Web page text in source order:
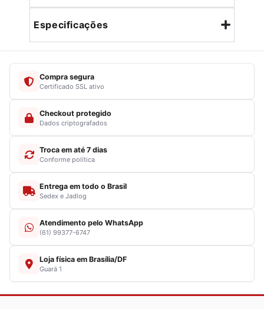
Especificações
Compra segura
Certificado SSL ativo
Checkout protegido
Dados criptografados
Troca em até 7 dias
Conforme política
Entrega em todo o Brasil
Sedex e Jadlog
Atendimento pelo WhatsApp
(61) 99377-6747
Loja física em Brasília/DF
Guará 1